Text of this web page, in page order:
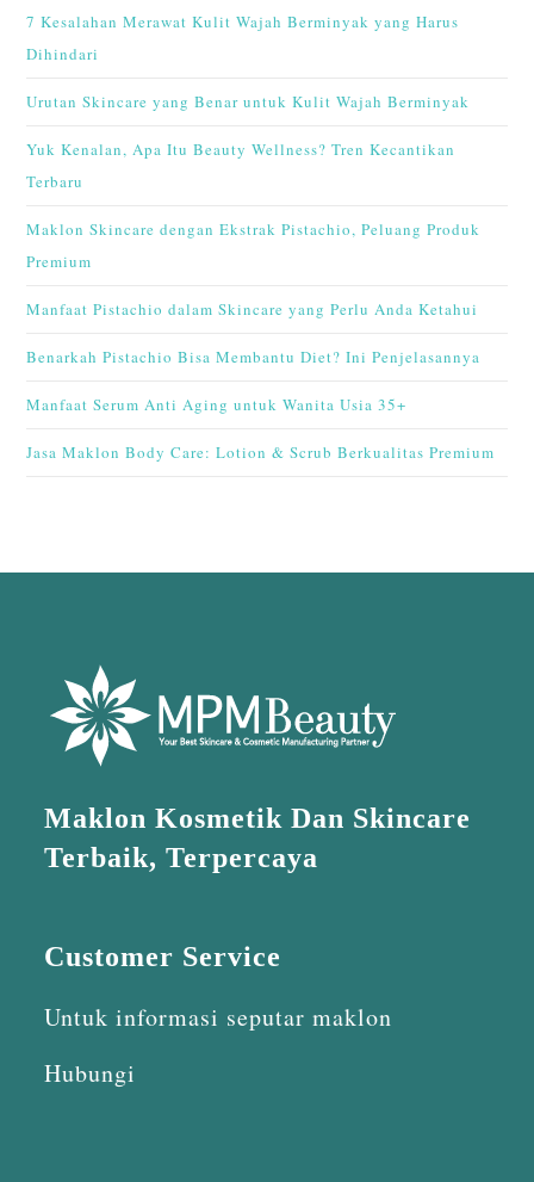
7 Kesalahan Merawat Kulit Wajah Berminyak yang Harus
Dihindari
Urutan Skincare yang Benar untuk Kulit Wajah Berminyak
Yuk Kenalan, Apa Itu Beauty Wellness? Tren Kecantikan
Terbaru
Maklon Skincare dengan Ekstrak Pistachio, Peluang Produk
Premium
Manfaat Pistachio dalam Skincare yang Perlu Anda Ketahui
Benarkah Pistachio Bisa Membantu Diet? Ini Penjelasannya
Manfaat Serum Anti Aging untuk Wanita Usia 35+
Jasa Maklon Body Care: Lotion & Scrub Berkualitas Premium
Maklon Kosmetik Dan Skincare
Terbaik, Terpercaya
Customer Service
Untuk informasi seputar maklon
Hubungi